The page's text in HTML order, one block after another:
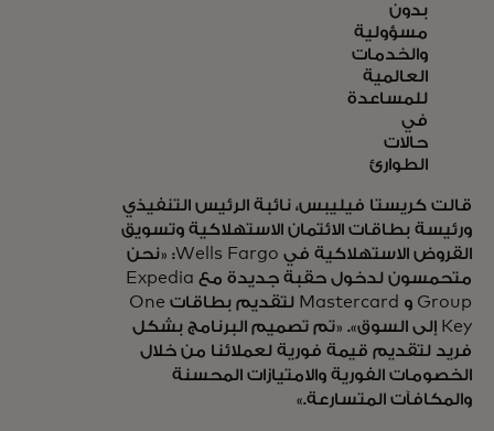
بدون
مسؤولية
والخدمات
العالمية
للمساعدة
في
حالات
الطوارئ
قالت كريستا فيليبس، نائبة الرئيس التنفيذي
ورئيسة بطاقات الائتمان الاستهلاكية وتسويق
القروض الاستهلاكية في Wells Fargo: «نحن
متحمسون لدخول حقبة جديدة مع Expedia
Group و Mastercard لتقديم بطاقات One
Key إلى السوق». «تم تصميم البرنامج بشكل
فريد لتقديم قيمة فورية لعملائنا من خلال
الخصومات الفورية والامتيازات المحسنة
والمكافآت المتسارعة.»